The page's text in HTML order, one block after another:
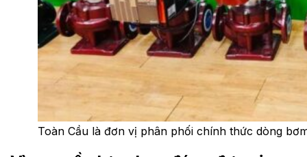
Toàn Cầu là đơn vị phân phối chính thức dòng